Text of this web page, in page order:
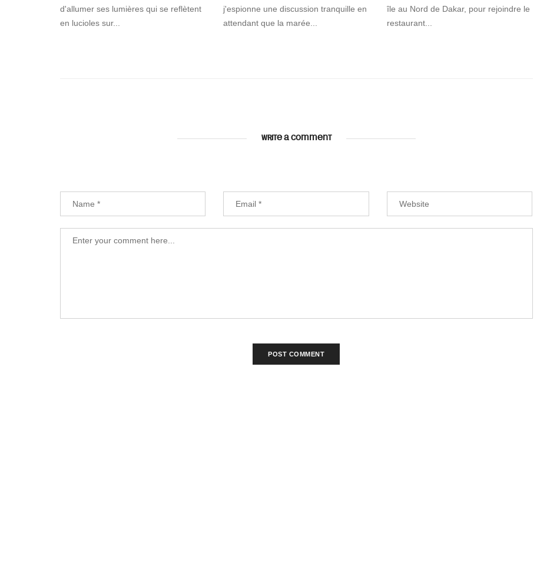
d'allumer ses lumières qui se reflètent
en lucioles sur...
j'espionne une discussion tranquille en
attendant que la marée...
île au Nord de Dakar, pour rejoindre le
restaurant...
WRITE A COMMENT